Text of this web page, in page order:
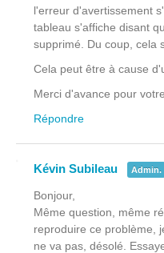
l'erreur d'avertissement
tableau s'affiche disant
supprimé. Du coup, cela
Cela peut être à cause
Merci d'avance pour
Répondre
Kévin Subileau Admin.
Bonjour,
Même question, même
reproduire ce problème,
ne va pas, désolé.